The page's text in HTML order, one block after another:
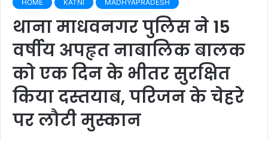
HOME KATNI MADHYAPRADESH
थाना माधवनगर पुलिस ने 15
वर्षीय अपहृत नाबालिक बालक
को एक दिन के भीतर सुरक्षित
किया दस्तयाब, परिजन के चेहरे
पर लौटी मुस्कान